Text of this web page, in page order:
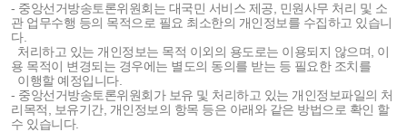
- 중앙선거방송토론위원회는 대국민 서비스 제공, 민원사무 처리 및 소
관 업무수행 등의 목적으로 필요 최소한의 개인정보를 수집하고 있습니
다.
처리하고 있는 개인정보는 목적 이외의 용도로는 이용되지 않으며, 이
용 목적이 변경되는 경우에는 별도의 동의를 받는 등 필요한 조치를
이행할 예정입니다.
- 중앙선거방송토론위원회가 보유 및 처리하고 있는 개인정보파일의 처
리목적, 보유기간, 개인정보의 항목 등은 아래와 같은 방법으로 확인 할
수 있습니다.